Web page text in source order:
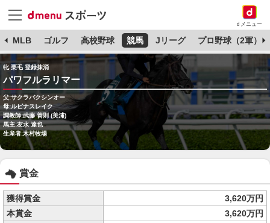
dメニュー
MLB ゴルフ 高校野球 競馬 Jリーグ プロ野球（2軍）
牝 栗毛 登録抹消
パワフルラリマー
父:サクラバクシンオー
母:ルピナスレイク
調教師:武藤 善則 (美浦)
馬主:友水 達也
生産者:木村牧場
賞金
獲得賞金
3,620万円
本賞金
3,620万円